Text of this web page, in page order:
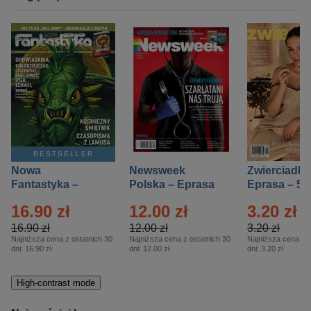
BESTSELLER
Nowa
Fantastyka –
16.90 zł
16.90 zł
Najniższa cena z ostatnich 30
dni: 16.90 zł
Newsweek
Polska – Eprasa
12.00 zł
12.00 zł
Najniższa cena z ostatnich 30
dni: 12.00 zł
Zwierciadło
Eprasa – 5/
3.20 zł
3.20 zł
Najniższa cena z
dni: 3.20 zł
High-contrast mode